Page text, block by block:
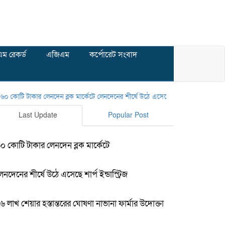
রেকর্ড এজিএম কর্পোরেট সংবাদ
টাকার লেনদেন ব্লক মার্কেটে লেনদেনের শীর্ষে উঠে এসেছে শার্প ইন্ডাস্ট্রিজ
Last Update
Popular Post
কোটি টাকার লেনদেন ব্লক মার্কেটে
শীর্ষে উঠে এসেছে শার্প ইন্ডাস্ট্রিজ
লাখ শেয়ার হস্তান্তরের ঘোষণা নাভানা ফার্মার উদোক্তা